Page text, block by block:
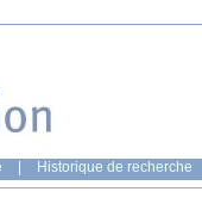
Historique de recherche